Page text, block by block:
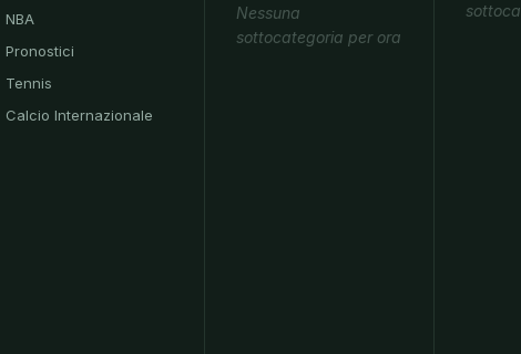
NBA
Pronostici
Tennis
Calcio Internazionale
Nessuna
sottocategoria per ora